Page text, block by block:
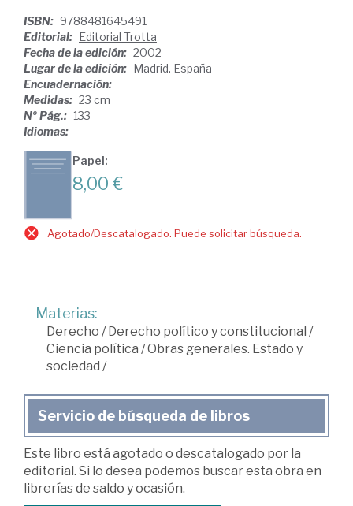
ISBN: 9788481645491
Editorial: Editorial Trotta
Fecha de la edición: 2002
Lugar de la edición: Madrid. España
Encuadernación:
Medidas: 23 cm
Nº Pág.: 133
Idiomas:
Papel:
8,00 €
Agotado/Descatalogado. Puede solicitar búsqueda.
Materias:
Derecho /Derecho político y constitucional /
Ciencia política /Obras generales. Estado y
sociedad /
Servicio de búsqueda de libros
Este libro está agotado o descatalogado por la
editorial. Si lo desea podemos buscar esta obra en
librerías de saldo y ocasión.